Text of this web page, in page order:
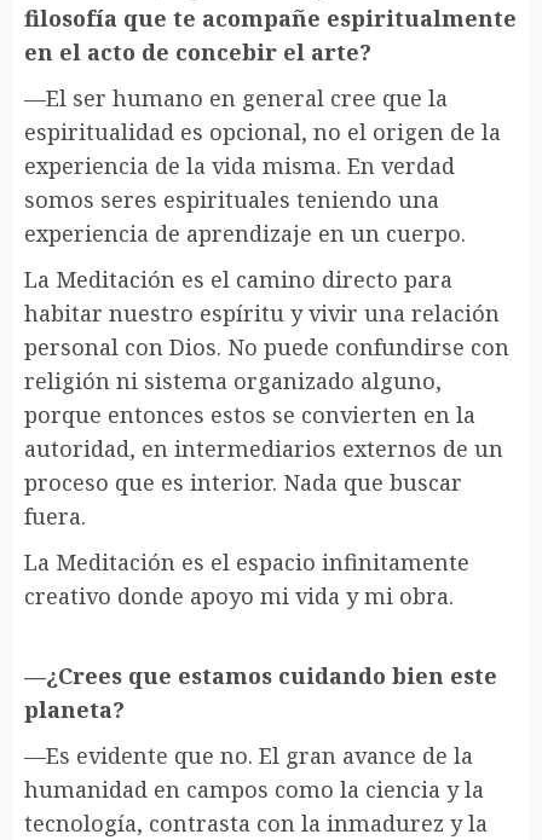
filosofía que te acompañe espiritualmente
en el acto de concebir el arte?
—El ser humano en general cree que la
espiritualidad es opcional, no el origen de la
experiencia de la vida misma. En verdad
somos seres espirituales teniendo una
experiencia de aprendizaje en un cuerpo.
La Meditación es el camino directo para
habitar nuestro espíritu y vivir una relación
personal con Dios. No puede confundirse con
religión ni sistema organizado alguno,
porque entonces estos se convierten en la
autoridad, en intermediarios externos de un
proceso que es interior. Nada que buscar
fuera.
La Meditación es el espacio infinitamente
creativo donde apoyo mi vida y mi obra.
—¿Crees que estamos cuidando bien este
planeta?
—Es evidente que no. El gran avance de la
humanidad en campos como la ciencia y la
tecnología, contrasta con la inmadurez y la